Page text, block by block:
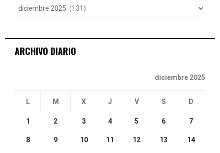
ARCHIVO DIARIO
diciembre 2025
L M X J V S D
1 2 3 4 5 6 7
8 9 10 11 12 13 14